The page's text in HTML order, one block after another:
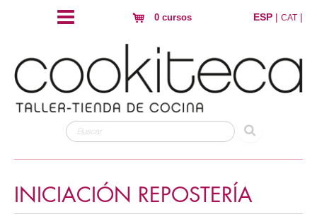
0 cursos ESP | CAT |
INICIACIÓN REPOSTERÍA